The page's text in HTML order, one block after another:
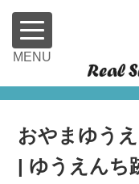
おやまゆう
| ゆうえんち